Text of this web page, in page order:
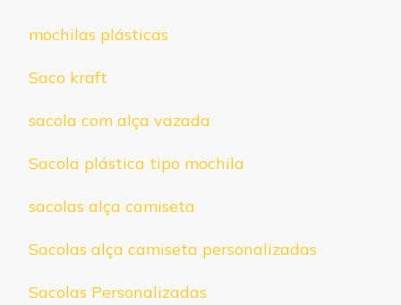
mochilas plásticas
Saco kraft
sacola com alça vazada
Sacola plástica tipo mochila
sacolas alça camiseta
Sacolas alça camiseta personalizadas
Sacolas Personalizadas